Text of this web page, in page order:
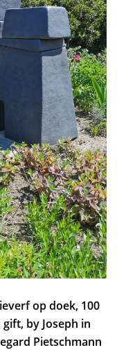
op doek, 100
by Joseph in
Pietschmann